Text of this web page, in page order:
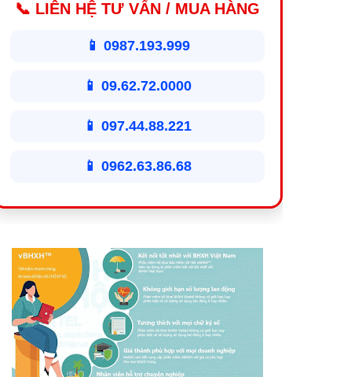
📞 LIÊN HỆ TƯ VẤN / MUA HÀNG
📱 0987.193.999
📱 09.62.72.0000
📱 097.44.88.221
📱 0962.63.86.68